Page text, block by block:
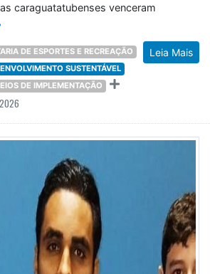
caraguatatubenses venceram
Leia Mais
DE ESPORTES E RECREAÇÃO
SUSTENTÁVEL
DE IMPLEMENTAÇÃO